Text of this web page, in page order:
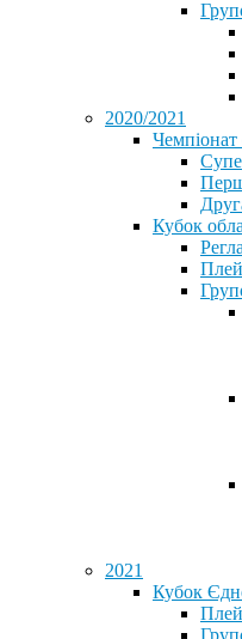
2020/2021
Чемпіонат
Кубок
2021
Кубок